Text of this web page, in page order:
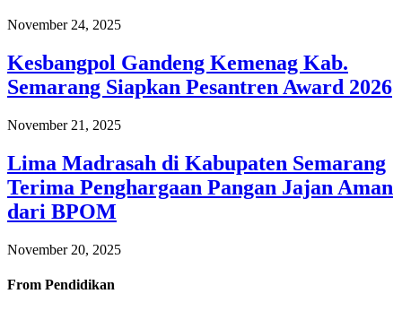
November 24, 2025
Kesbangpol Gandeng Kemenag Kab.
Semarang Siapkan Pesantren Award 2026
November 21, 2025
Lima Madrasah di Kabupaten Semarang
Terima Penghargaan Pangan Jajan Aman
dari BPOM
November 20, 2025
From Pendidikan